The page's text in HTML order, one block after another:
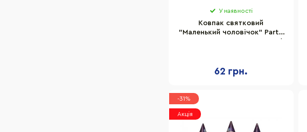
У наявності
Ковпак святковий
"Маленький чоловічок" Party
62 грн.
-31%
Акція